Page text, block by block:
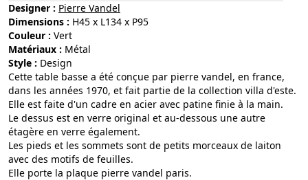
Designer : Pierre Vandel
Dimensions : H45 x L134 x P95
Couleur :
vert
Matériaux :
métal
Style :
design
Cette table basse a été conçue par pierre vandel, en france,
dans les années 1970, et fait partie de la collection villa d'este.
Elle est faite d'un cadre en acier avec patine finie à la main.
Le dessus est en verre original et au-dessous une autre
étagère en verre également.
Les pieds et les sommets sont de petits morceaux de laiton
avec des motifs de feuilles.
Elle porte la plaque pierre vandel paris.